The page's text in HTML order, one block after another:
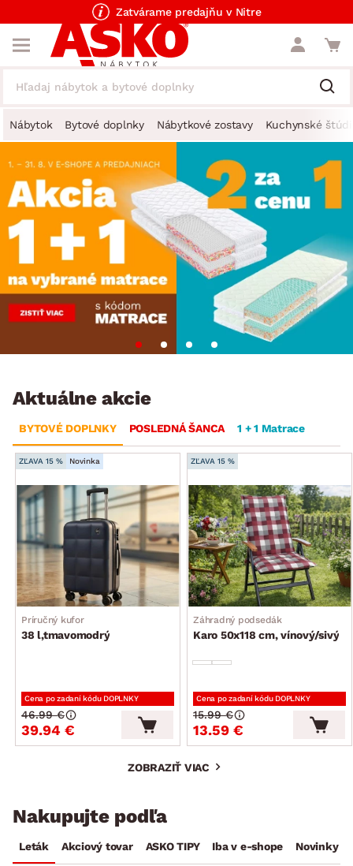
Zatvárame predajňu v Nitre
Nábytok Bytové doplnky Nábytkové zostavy Kuchynské
Aktuálne akcie
BYTOVÉ DOPLNKY POSLEDNÁ ŠANCA 1 + 1 Matrace
ZĽAVA 15 % Novinka
Príručný kufor
38 l,tmavomodrý
Cena po zadaní kódu DOPLNKY
39.94 €
46.99 €
ZĽAVA 15 %
Záhradný podsedák
Karo 50x118 cm, vínový/sivý
Cena po zadaní kódu DOPLNKY
13.59 €
15.99 €
ZOBRAZIŤ VIAC
Nakupujte podľa
Leták Akciový tovar ASKO TIPY Iba v e-shope Novinky